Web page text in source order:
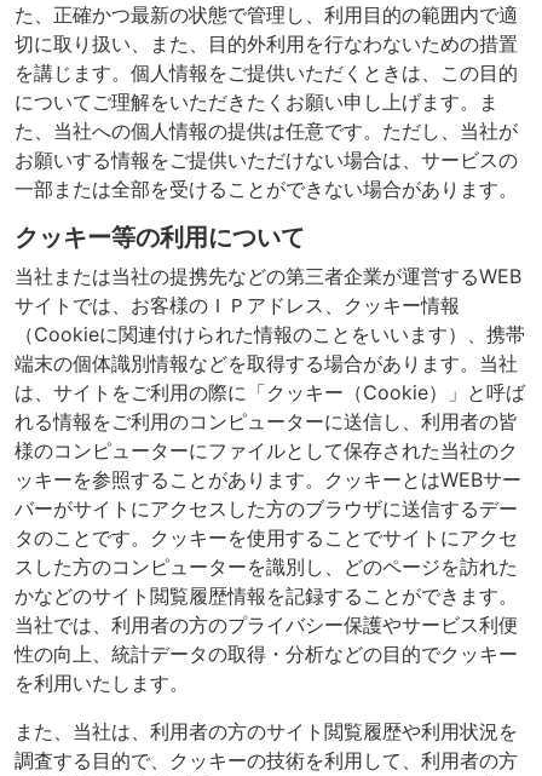
た、正確かつ最新の状態で管理し、利用目的の範囲内で適
切に取り扱い、また、目的外利用を行なわないための措置
を講じます。個人情報をご提供いただくときは、この目的
についてご理解をいただきたくお願い申し上げます。ま
た、当社への個人情報の提供は任意です。ただし、当社が
お願いする情報をご提供いただけない場合は、サービスの
一部または全部を受けることができない場合があります。
クッキー等の利用について
当社または当社の提携先などの第三者企業が運営するWEB
サイトでは、お客様のＩＰアドレス、クッキー情報
（Cookieに関連付けられた情報のことをいいます）、携帯
端末の個体識別情報などを取得する場合があります。当社
は、サイトをご利用の際に「クッキー（Cookie）」と呼ば
れる情報をご利用のコンピューターに送信し、利用者の皆
様のコンピューターにファイルとして保存された当社のク
ッキーを参照することがあります。クッキーとはWEBサー
バーがサイトにアクセスした方のブラウザに送信するデー
タのことです。クッキーを使用することでサイトにアクセ
スした方のコンピューターを識別し、どのページを訪れた
かなどのサイト閲覧履歴情報を記録することができます。
当社では、利用者の方のプライバシー保護やサービス利便
性の向上、統計データの取得・分析などの目的でクッキー
を利用いたします。
また、当社は、利用者の方のサイト閲覧履歴や利用状況を
調査する目的で、クッキーの技術を利用して、利用者の方